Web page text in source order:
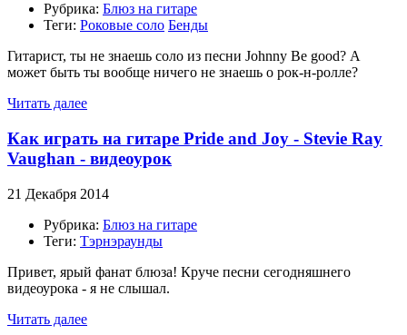
Рубрика: Блюз на гитаре
Теги: Роковые соло Бенды
Гитарист, ты не знаешь соло из песни Johnny Be good? А
может быть ты вообще ничего не знаешь о рок-н-ролле?
Читать далее
Как играть на гитаре Pride and Joy - Stevie Ray
Vaughan - видеоурок
21 Декабря 2014
Рубрика: Блюз на гитаре
Теги: Тэрнэраунды
Привет, ярый фанат блюза! Круче песни сегодняшнего
видеоурока - я не слышал.
Читать далее